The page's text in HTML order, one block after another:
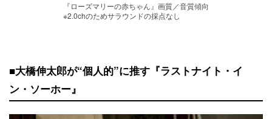
『ローズマリーの赤ちゃん』画質／音質傾向
※2.0chのためサラウンドの採点なし
■大橋伸太郎が“個人的”に推す『ラストナイト・イ
ン・ソーホー』